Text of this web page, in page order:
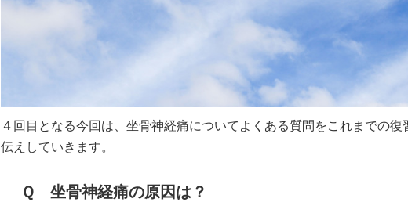
４回目となる今回は、坐骨神経痛についてよくある質問をこれまでの復
伝えしていきます。
Ｑ 坐骨神経痛の原因は？